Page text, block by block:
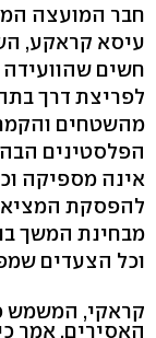
חבר המועצה
עיסא קראקע,
חשים
לפריצת דרך
מהשטחים
הפלסטינים
אינה מספיקה
להפסקת
מבחינת המשך
וכל הצעדים
קראקי, המשמש
האסירים, אמר